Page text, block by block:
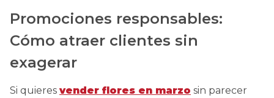
Promociones responsables:
Cómo atraer clientes sin
exagerar
Si quieres vender flores en marzo sin parecer